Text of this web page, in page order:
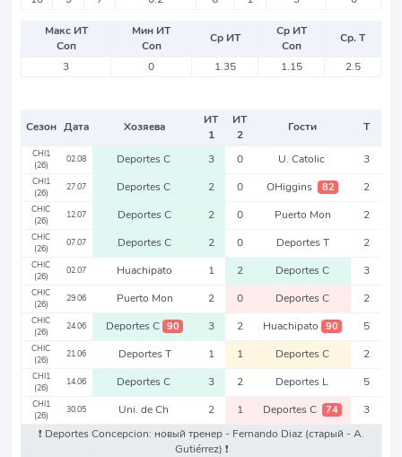
Макс ИТ
Соп
Мин ИТ
Соп
Ср ИТ
Ср ИТ
Соп
Ср. Т
3
0 1.35 1.15 2.5
Сезон Дата Хозяева
ИТ
1
ИТ
2
Гости Т
CHI1
(26)
02.08 Deportes C 3 0 U. Catolic 3
CHI1
(26)
27.07 Deportes C 2 0 OHiggins 82 2
CHIC
(26)
12.07 Deportes C 2 0 Puerto Mon 2
CHIC
(26)
07.07 Deportes C 2 0 Deportes T 2
CHIC
(26)
02.07 Huachipato 1 2 Deportes C 3
CHIC
(26)
29.06 Puerto Mon 2 0 Deportes C 2
CHIC
(26)
24.06 Deportes C 90 3 2 Huachipato 90 5
CHIC
(26)
21.06 Deportes T 1 1 Deportes C 2
CHI1
(26)
14.06 Deportes C 3 2 Deportes L 5
CHI1
(26)
30.05 Uni. de Ch 2 1 Deportes C 74
3
❗️ Deportes Concepcion: новый тренер - Fernando Diaz (старый - A.
Gutiérrez) ❗️